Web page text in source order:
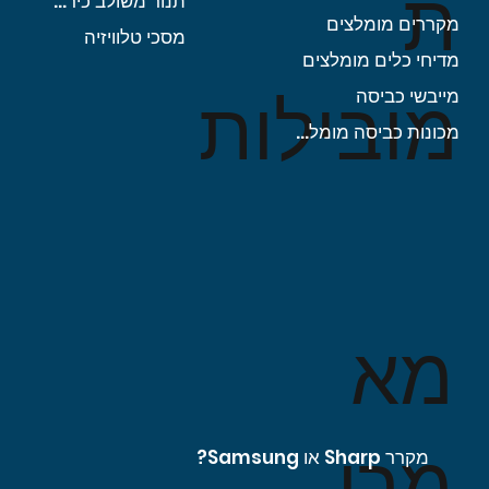
מא
מקרר Sharp או Samsung?
ת
מובילות
מסכי טלוויזיה
מקררים מומלצים
מדיחי כלים מומלצים
מייבשי כביסה
מכונות כביסה מומלצות